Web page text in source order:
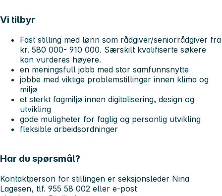
Vi tilbyr
Fast stilling med lønn som rådgiver/seniorrådgiver fra
kr. 580 000- 910 000. Særskilt kvalifiserte søkere
kan vurderes høyere.
en meningsfull jobb med stor samfunnsnytte
jobbe med viktige problemstillinger innen klima og
miljø
et sterkt fagmiljø innen digitalisering, design og
utvikling
gode muligheter for faglig og personlig utvikling
fleksible arbeidsordninger
Har du spørsmål?
Kontaktperson for stillingen er seksjonsleder Nina
Lagesen, tlf. 955 58 002 eller e-post